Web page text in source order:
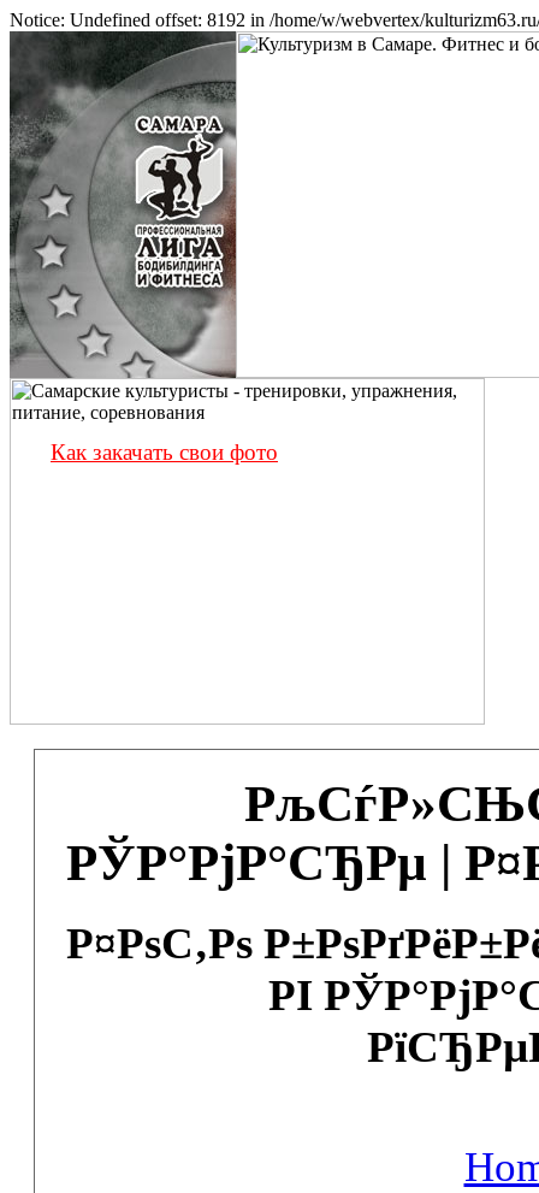
Notice: Undefined offset: 8192 in /home/w/webvertex/
РЎР°РјР°СЂРµ |
Р¤РѕС‚Рѕ
РІ
Как закачать свои фото